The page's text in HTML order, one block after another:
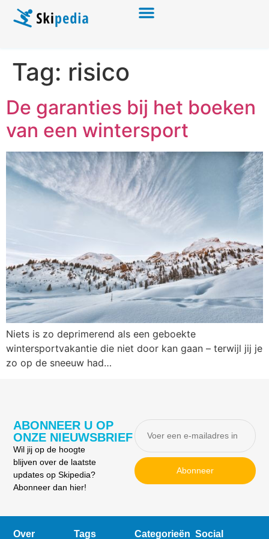
Tag: risico
De garanties bij het boeken
van een wintersport
Niets is zo deprimerend als een geboekte
wintersportvakantie die niet door kan gaan – terwijl jij je
zo op de sneeuw had…
ABONNEER U OP
ONZE NIEUWSBRIEF
Wil jij op de hoogte
blijven over de laatste
updates op Skipedia?
Abonneer dan hier!
Abonneer
Over Tags Categorieën Social